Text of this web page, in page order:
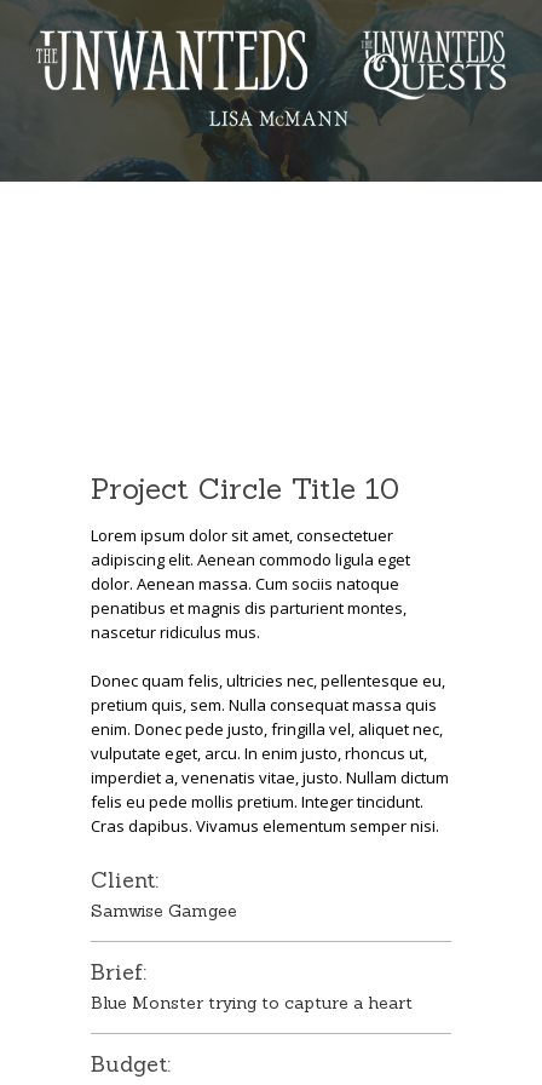
Project Circle Title 10
Lorem ipsum dolor sit amet, consectetuer
adipiscing elit. Aenean commodo ligula eget
dolor. Aenean massa. Cum sociis natoque
penatibus et magnis dis parturient montes,
nascetur ridiculus mus.
Donec quam felis, ultricies nec, pellentesque eu,
pretium quis, sem. Nulla consequat massa quis
enim. Donec pede justo, fringilla vel, aliquet nec,
vulputate eget, arcu. In enim justo, rhoncus ut,
imperdiet a, venenatis vitae, justo. Nullam dictum
felis eu pede mollis pretium. Integer tincidunt.
Cras dapibus. Vivamus elementum semper nisi.
Client:
Samwise Gamgee
Brief:
Blue Monster trying to capture a heart
Budget: